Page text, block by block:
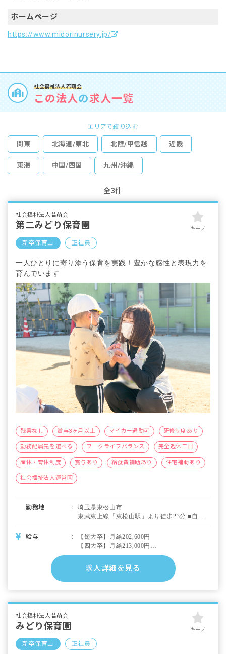
ホームページ
https://www.midorinursery.jp/
社会福祉法人若萌会
この法人の求人一覧
エリアで絞り込む
関東 北海道/東北 北陸/甲信越 近畿
東海 中国/四国 九州/沖縄
全3件
社会福祉法人若萌会
第二みどり保育園
新卒保育士 正社員
キープ
一人ひとりに寄り添う保育を実践！豊かな感性と表現力を
育んでいます
残業なし 賞与3ヶ月以上 マイカー通勤可 研修制度あり
勤務配属先を選べる ワークライフバランス 完全週休二日
産休・育休制度 賞与あり 給食費補助あり 住宅補助あり
社会福祉法人運営園
勤務地
埼玉県東松山市
東武東上線「東松山駅」より徒歩23分 ■自転
場あり：月極3,000～3,300円※勤務先による）
給与
【短大卒】月給202,600円
【四大卒】月給213,000円
・内訳
基本給（短大）165,000円（四大）175,000円
特殊業務（短大）6,600円（四大）7,000円
処遇改善20,000円
処遇改善Ⅲ11,000円
交通費（車通勤の場合はガソリン代を支給）
期末手当（3月支給／業績により変動）
時間外手当
求人詳細を見る
社会福祉法人若萌会
みどり保育園
新卒保育士 正社員
キープ